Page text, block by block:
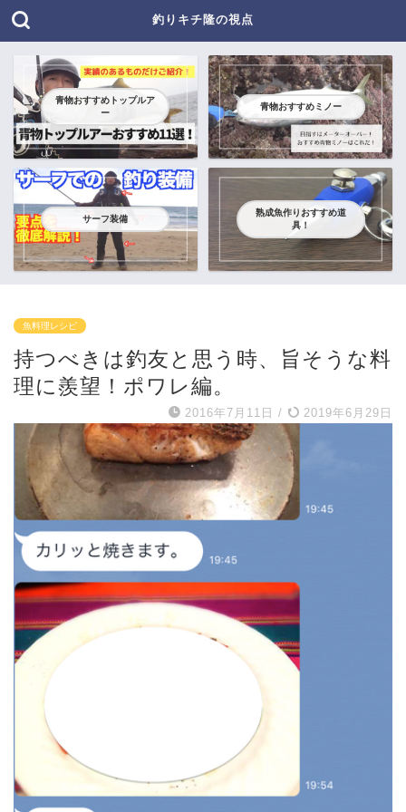
釣りキチ隆の視点
青物おすすめトップルア
ー
青物おすすめミノー
サーフ装備
熟成魚作りおすすめ道
具！
魚料理レシピ
持つべきは釣友と思う時、旨そうな料
理に羨望！ポワレ編。
2016年7月11日 / 2019年6月29日